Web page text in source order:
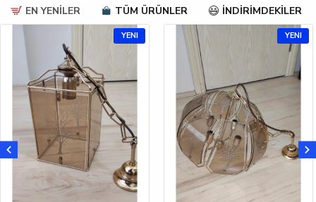
EN YENİLER TÜM ÜRÜNLER İNDİRİMDEKİLER
YENI YENI